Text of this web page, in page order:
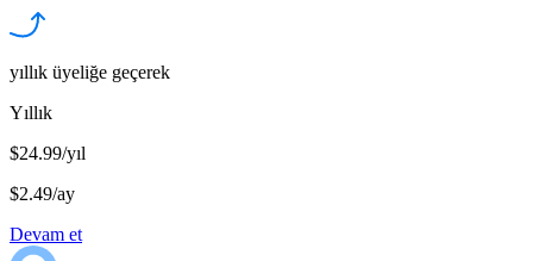
yıllık üyeliğe geçerek
Yıllık
$24.99/yıl
$2.49/ay
Devam et